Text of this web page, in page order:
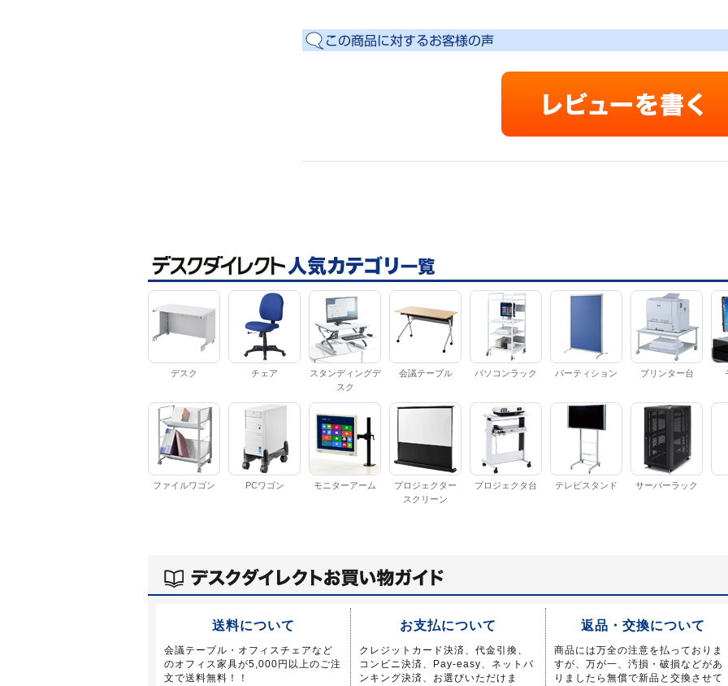
デスク チェア
スタンディングデ
スク
会議テーブル パソコンラック パーティション プリンター台
ファイルワゴン PCワゴン モニターアーム
プロジェクター
スクリーン
プロジェクタ台 テレビスタンド サーバーラック
送料について
会議テーブル・オフィスチェアなど
のオフィス家具が5,000円以上のご注
文で送料無料！！
お支払について
クレジットカード決済、代金引換、
コンビニ決済、Pay-easy、ネットバ
ンキング決済、お選びいただけま
返品・交換について
商品には万全の注意を払っておりま
すが、万が一、汚損・破損などがあ
りましたら無償で新品と交換させて